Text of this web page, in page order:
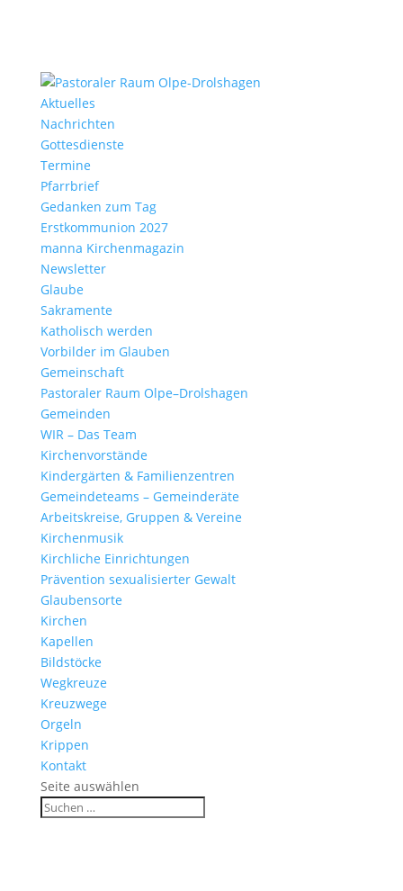
Aktu­elles
Nach­richten
Gottes­dienste
Termine
Pfarr­brief
Gedanken zum Tag
Erst­kom­mu­nion 2027
manna Kirchen­ma­gazin
News­letter
Glaube
Sakra­mente
Katho­lisch werden
Vorbilder im Glauben
Gemein­schaft
Pasto­raler Raum Olpe–Drolshagen
Gemeinden
WIR – Das Team
Kirchen­vor­stände
Kinder­gärten & Familienzentren
Gemein­de­teams – Gemeinderäte
Arbeits­kreise, Gruppen & Vereine
Kirchen­musik
Kirch­liche Einrichtungen
Präven­tion sexua­li­sierter Gewalt
Glau­ben­s­orte
Kirchen
Kapellen
Bild­stöcke
Wegkreuze
Kreuz­wege
Orgeln
Krippen
Kontakt
Seite auswählen